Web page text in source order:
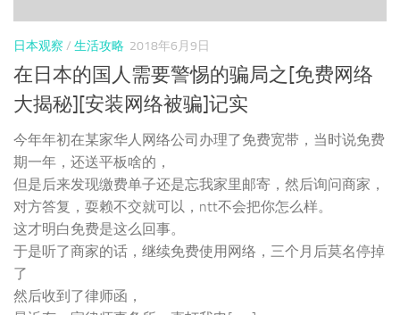
日本观察 / 生活攻略 2018年6月9日
在日本的国人需要警惕的骗局之[免费网络
大揭秘][安装网络被骗]记实
今年年初在某家华人网络公司办理了免费宽带，当时说免费
期一年，还送平板啥的，
但是后来发现缴费单子还是忘我家里邮寄，然后询问商家，
对方答复，耍赖不交就可以，ntt不会把你怎么样。
这才明白免费是这么回事。
于是听了商家的话，继续免费使用网络，三个月后莫名停掉
了
然后收到了律师函，